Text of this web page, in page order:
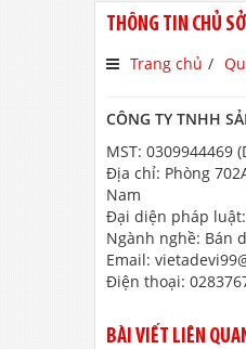
THÔNG TIN CHỦ
Trang chủ
CÔNG TY TNHH
MST: 0309944469
Địa chỉ: Phòng
Nam
Đại diện pháp luật:
Ngành nghề: Bán
Email:
Điện thoại:
BÀI VIẾT LIÊN